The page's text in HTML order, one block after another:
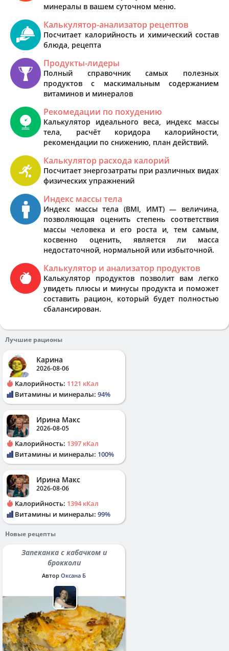
минералы в вашем суточном меню.
Калькулятор-анализатор рецептов
Посчитает калорийность и химический состав
блюда, рецепта
Продукты-лидеры
Полный справочник самых полезных
продуктов с маскимальным содержанием
витаминов и минералов
Рекомедации по похудению
Калькулятор идеального веса, индекс массы
тела, расчёт коридора калорийности,
рекомендации по снижению, план действий.
Калькулятор расхода калорий
Посчитает энергозатраты при различных видах
физических упражнений
Индекс массы тела
Индекс массы тела (BMI, ИМТ) — величина,
позволяющая оценить степень соответствия
массы человека и его роста и, тем самым,
косвенно оценить, является ли масса
недостаточной, нормальной или избыточной.
Калькулятор и анализатор продуктов
Калькулятор продуктов позволит вам легко
увидеть плюсы и минусы продукта и поможет
составить рацион, который будет полностью
сбалансирован.
Лучшие рационы
Карина
2026-08-06
Калорийность: 1121 кКал
Витамины и минералы: 94%
Ирина Макс
2026-08-05
Калорийность: 1397 кКал
Витамины и минералы: 100%
Ирина Макс
2026-08-06
Калорийность: 1394 кКал
Витамины и минералы: 99%
Новые рецепты
Запеканка с кабачком и
брокколи
Автор Оксана Б